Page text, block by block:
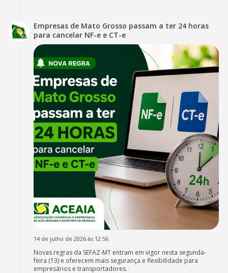
Empresas de Mato Grosso passam a ter 24 horas
para cancelar NF-e e CT-e
14 de julho de 2026 às 12:56
Novas regras da SEFAZ-MT entram em vigor nesta segunda-
feira (13) e oferecem mais segurança e flexibilidade para
empresários e transportadores.